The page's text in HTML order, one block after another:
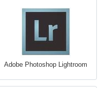
Adobe Photoshop Lightroom